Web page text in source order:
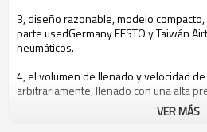
3,diseño razonable, modelocompacto
parteusedGermanyFESTOyTaiwán
neumáticos.
4,el volumen de llenadoyvelocidad
arbitrariamente,llenado con una alta
centrándose en su lugaren
VER MÁS